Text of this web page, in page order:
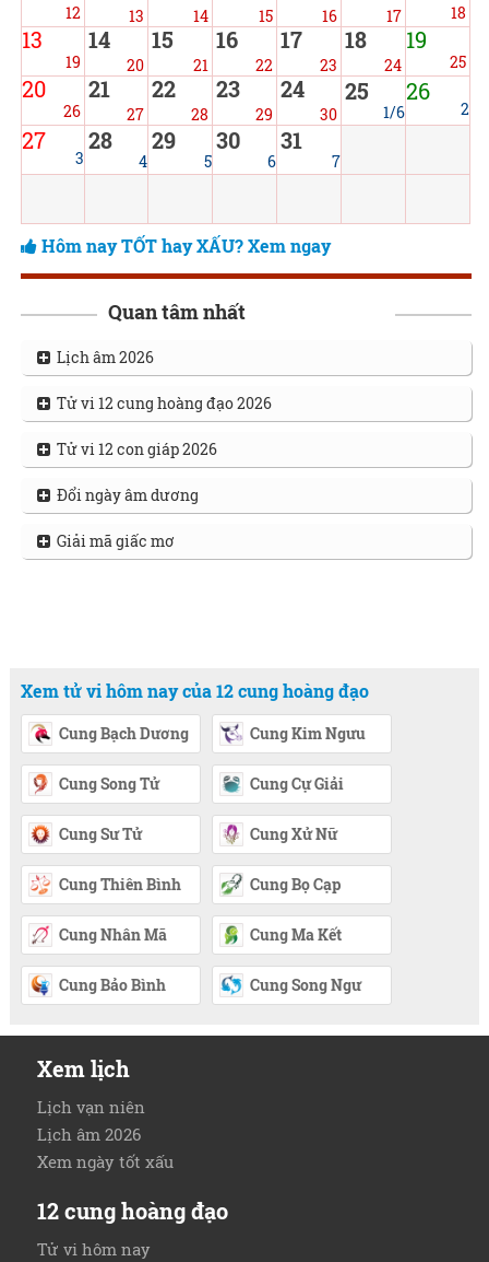
12 13 14 15 16 17 18
13
19
14
20
15
21
16
22
17
23
18
24
19
25
20
26
21
27
22
28
23
29
24
30
25
1/6
26
2
27
3
28
4
29
5
30
6
31
7
Hôm nay TỐT hay XẤU? Xem ngay
Quan tâm nhất
Lịch âm 2026
Tử vi 12 cung hoàng đạo 2026
Tử vi 12 con giáp 2026
Đổi ngày âm dương
Giải mã giấc mơ
Xem tử vi hôm nay của 12 cung hoàng đạo
Cung Bạch Dương Cung Kim Ngưu
Cung Song Tử Cung Cự Giải
Cung Sư Tử Cung Xử Nữ
Cung Thiên Bình Cung Bọ Cạp
Cung Nhân Mã Cung Ma Kết
Cung Bảo Bình Cung Song Ngư
Xem lịch
Lịch vạn niên
Lịch âm 2026
Xem ngày tốt xấu
12 cung hoàng đạo
Tử vi hôm nay